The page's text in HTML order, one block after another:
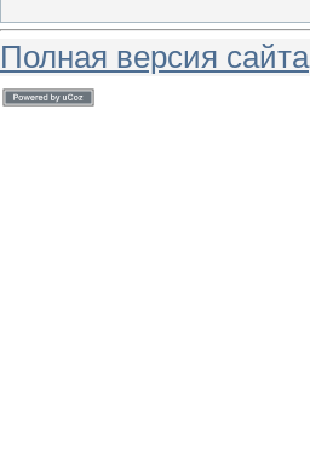
Полная версия сайта